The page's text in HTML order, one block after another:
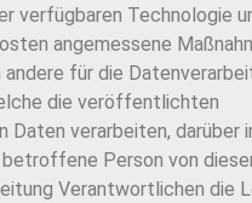
verfügbaren Technologie
angemessene
für die
die veröffentlichten
Daten verarbeiten, darüber
Person von
Verantwortlichen die